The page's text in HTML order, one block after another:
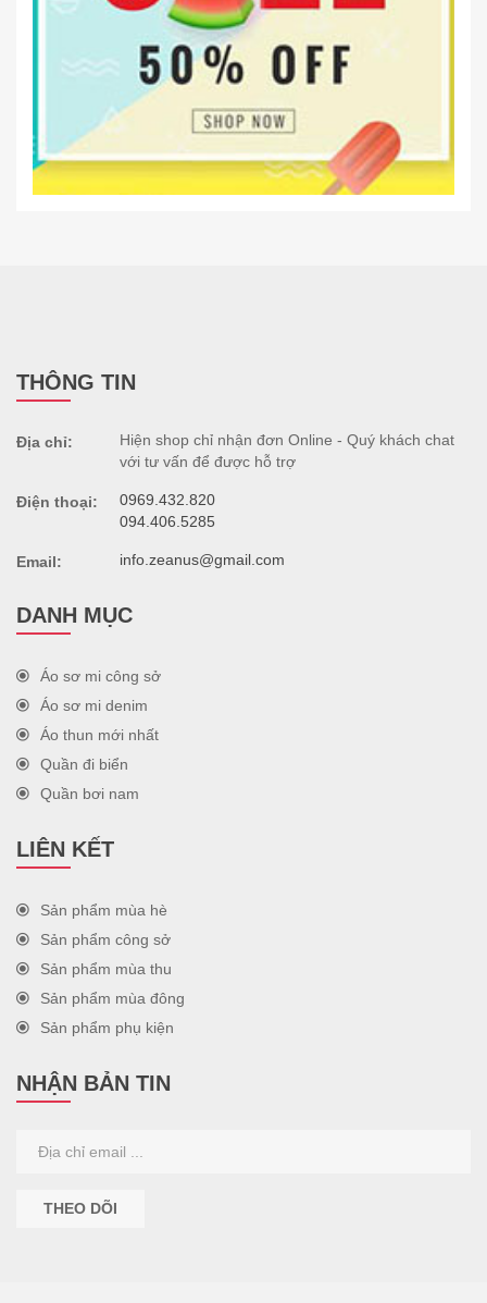
THÔNG TIN
Địa chỉ:
Hiện shop chỉ nhận đơn Online - Quý khách chat
với tư vấn để được hỗ trợ
Điện thoại:
0969.432.820
094.406.5285
Email: info.zeanus@gmail.com
DANH MỤC
Áo sơ mi công sở
Áo sơ mi denim
Áo thun mới nhất
Quần đi biển
Quần bơi nam
LIÊN KẾT
Sản phẩm mùa hè
Sản phẩm công sở
Sản phẩm mùa thu
Sản phẩm mùa đông
Sản phẩm phụ kiện
NHẬN BẢN TIN
THEO DÕI